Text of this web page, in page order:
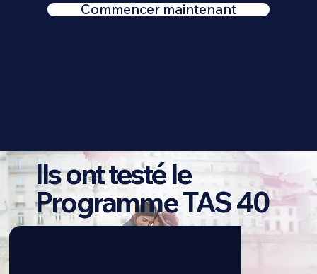
Commencer maintenant
Ils ont testé le
Programme TAS 40